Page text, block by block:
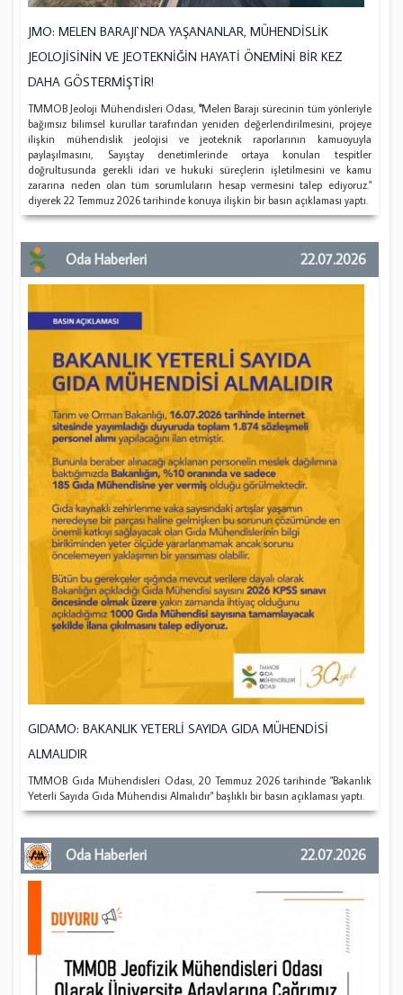
JMO: MELEN BARAJI`NDA YAŞANANLAR, MÜHENDİSLİK
JEOLOJİSİNİN VE JEOTEKNİĞİN HAYATİ ÖNEMİNİ BİR KEZ
DAHA GÖSTERMİŞTİR!
TMMOB Jeoloji Mühendisleri Odası, "Melen Barajı sürecinin tüm yönleriyle
bağımsız bilimsel kurullar tarafından yeniden değerlendirilmesini, projeye
ilişkin mühendislik jeolojisi ve jeoteknik raporlarının kamuoyuyla
paylaşılmasını, Sayıştay denetimlerinde ortaya konulan tespitler
doğrultusunda gerekli idari ve hukuki süreçlerin işletilmesini ve kamu
zararına neden olan tüm sorumluların hesap vermesini talep ediyoruz."
diyerek 22 Temmuz 2026 tarihinde konuya ilişkin bir basın açıklaması yaptı.
Oda Haberleri 22.07.2026
GIDAMO: BAKANLIK YETERLİ SAYIDA GIDA MÜHENDİSİ
ALMALIDIR
TMMOB Gıda Mühendisleri Odası, 20 Temmuz 2026 tarihinde "Bakanlık
Yeterli Sayıda Gıda Mühendisi Almalıdır" başlıklı bir basın açıklaması yaptı.
Oda Haberleri 22.07.2026